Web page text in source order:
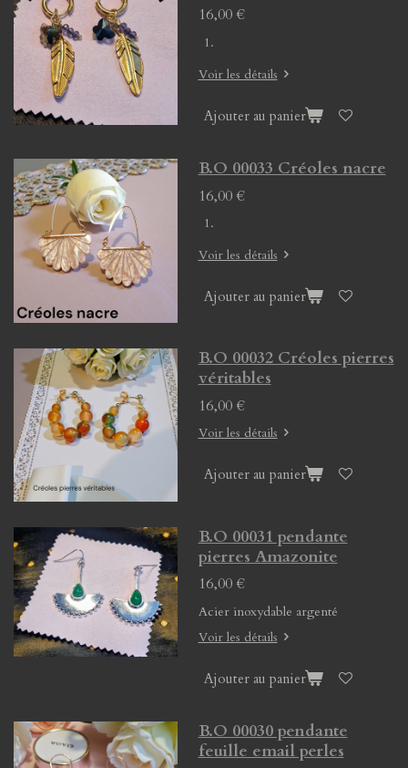
16,00 €
Voir les détails
Ajouter au panier
B.O 00033 Créoles nacre
16,00 €
Voir les détails
Ajouter au panier
B.O 00032 Créoles pierres
véritables
16,00 €
Voir les détails
Ajouter au panier
B.O 00031 pendante
pierres Amazonite
16,00 €
Acier inoxydable argenté
Voir les détails
Ajouter au panier
B.O 00030 pendante
feuille email perles